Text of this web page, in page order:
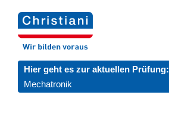
Hier geht es zur aktuellen Prüfung:
Mechatronik